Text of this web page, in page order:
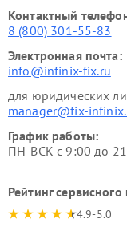
Контактный
8 (800) 301-55-83
Электронная почта:
info@infinix-fix.ru
для юридических
manager@fix-
График работы:
ПН-ВСК с 9:00 до
Рейтинг сервисного
4.9-5.0